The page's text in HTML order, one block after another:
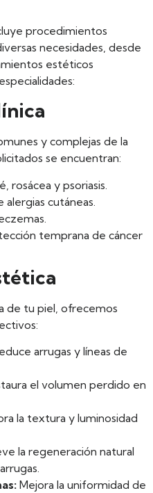
procedimientos
necesidades, desde
estéticos
y complejas de la
se encuentran:
rosácea y psoriasis.
cutáneas.
temprana de cáncer
de tu piel, ofrecemos
arrugas y líneas de
el volumen perdido en
la textura y luminosidad
la regeneración natural
Mejora la uniformidad de